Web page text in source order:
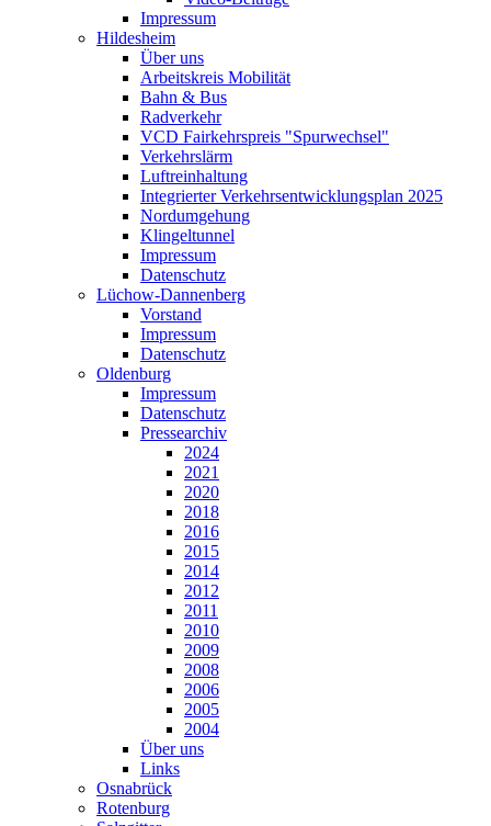
Impressum
Hildesheim
Über uns
Arbeitskreis Mobilität
Bahn & Bus
Radverkehr
VCD Fairkehrspreis "Spurwechsel"
Verkehrslärm
Luftreinhaltung
Integrierter Verkehrsentwicklungsplan 2025
Nordumgehung
Klingeltunnel
Impressum
Datenschutz
Lüchow-Dannenberg
Vorstand
Impressum
Datenschutz
Oldenburg
Impressum
Datenschutz
Pressearchiv
2024
2021
2020
2018
2016
2015
2014
2012
2011
2010
2009
2008
2006
2005
2004
Über uns
Links
Osnabrück
Rotenburg